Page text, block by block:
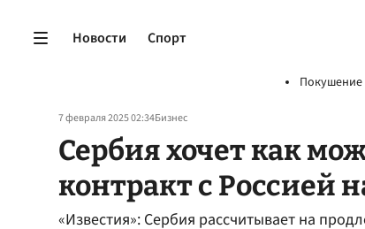
Новости Спорт
Покушение
7 февраля 2025 02:34Бизнес
Сербия хочет как
контракт с Россией
«Известия»: Сербия рассчитывает на